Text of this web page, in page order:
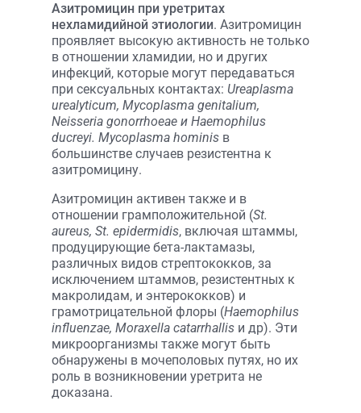
Азитромицин при уретритах
нехламидийной этиологии. Азитромицин
проявляет высокую активность не только
в отношении хламидии, но и других
инфекций, которые могут передаваться
при сексуальных контактах: Ureaplasma
urealyticum, Mycoplasma genitalium,
Neisseria gonorrhoeae и Haemophilus
ducreyi. Mycoplasma hominis в
большинстве случаев резистентна к
азитромицину.
Азитромицин активен также и в
отношении грамположительной (St.
aureus, St. epidermidis, включая штаммы,
продуцирующие бета-лактамазы,
различных видов стрептококков, за
исключением штаммов, резистентных к
макролидам, и энтерококков) и
грамотрицательной флоры (Haemophilus
influenzae, Moraxella catarrhallis и др). Эти
микроорганизмы также могут быть
обнаружены в мочеполовых путях, но их
роль в возникновении уретрита не
доказана.